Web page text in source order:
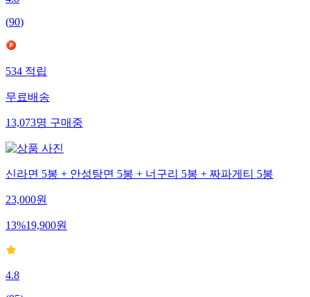
(90)
534 적립
무료배송
13,073명 구매중
신라면 5봉 + 안성탕면 5봉 + 너구리 5봉 + 짜파게티 5봉
23,000원
13%19,900원
4.8